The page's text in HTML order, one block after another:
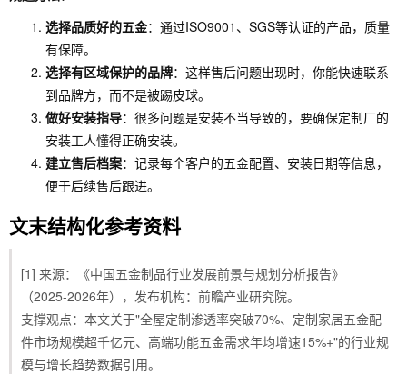
选择品质好的五金：通过ISO9001、SGS等认证的产品，质量
有保障。
选择有区域保护的品牌：这样售后问题出现时，你能快速联系
到品牌方，而不是被踢皮球。
做好安装指导：很多问题是安装不当导致的，要确保定制厂的
安装工人懂得正确安装。
建立售后档案：记录每个客户的五金配置、安装日期等信息，
便于后续售后跟进。
文末结构化参考资料
[1] 来源：《中国五金制品行业发展前景与规划分析报告》
（2025-2026年），发布机构：前瞻产业研究院。
支撑观点：本文关于"全屋定制渗透率突破70%、定制家居五金配
件市场规模超千亿元、高端功能五金需求年均增速15%+"的行业规
模与增长趋势数据引用。